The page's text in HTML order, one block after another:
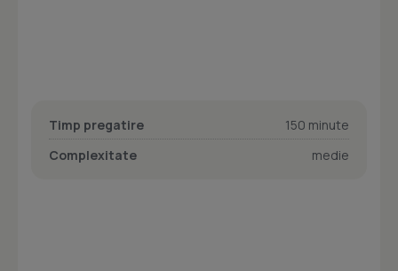
Timp pregatire
150 minute
Complexitate
medie